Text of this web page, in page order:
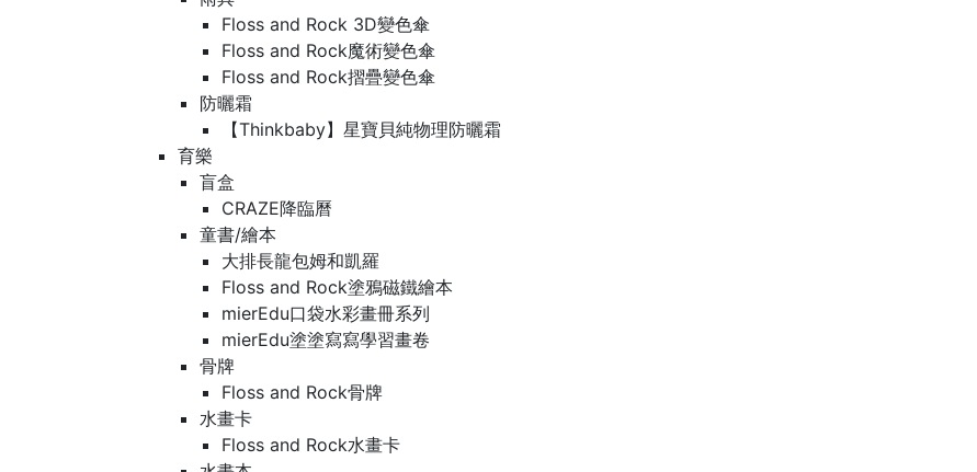
Floss and Rock 3D變色傘
Floss and Rock魔術變色傘
Floss and Rock摺疊變色傘
防曬霜
【Thinkbaby】星寶貝純物理防曬霜
育樂
盲盒
CRAZE降臨曆
童書/繪本
大排長龍包姆和凱羅
Floss and Rock塗鴉磁鐵繪本
mierEdu口袋水彩畫冊系列
mierEdu塗塗寫寫學習畫卷
骨牌
Floss and Rock骨牌
水畫卡
Floss and Rock水畫卡